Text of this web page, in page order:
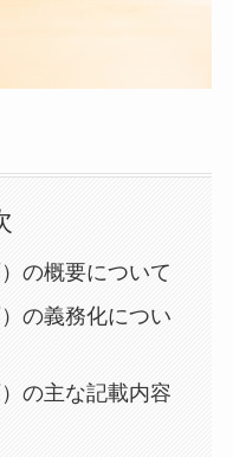
の概要について
の義務化につい
の主な記載内容